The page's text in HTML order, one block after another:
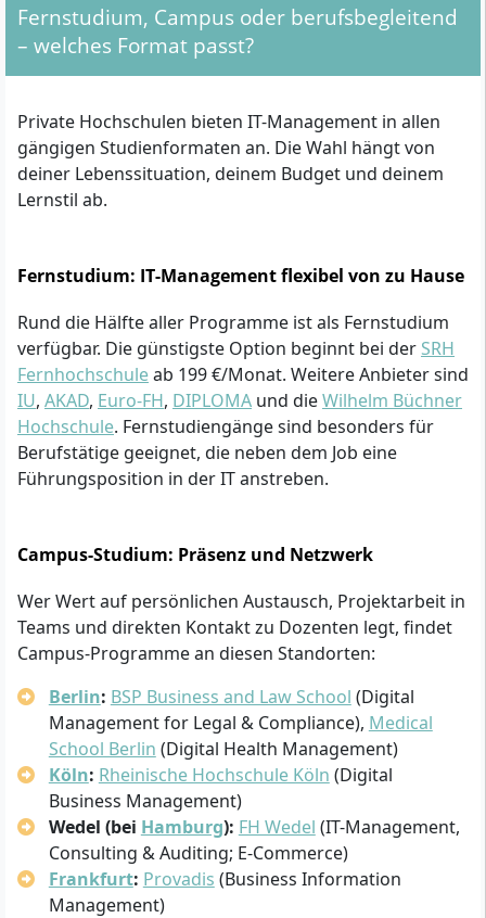
Fernstudium, Campus oder berufsbegleitend
– welches Format passt?
Private Hochschulen bieten IT-Management in allen
gängigen Studienformaten an. Die Wahl hängt von
deiner Lebenssituation, deinem Budget und deinem
Lernstil ab.
Fernstudium: IT-Management flexibel von zu Hause
Rund die Hälfte aller Programme ist als Fernstudium
verfügbar. Die günstigste Option beginnt bei der SRH
Fernhochschuleab 199 €/Monat. Weitere Anbieter sind
IU, AKAD, Euro-FH, DIPLOMA und dieWilhelm Büchner
Hochschule. Fernstudiengänge sind besonders für
Berufstätige geeignet, die neben dem Job eine
Führungsposition in der IT anstreben.
Campus-Studium: Präsenz und Netzwerk
Wer Wert auf persönlichen Austausch, Projektarbeit in
Teams und direkten Kontakt zu Dozenten legt, findet
Campus-Programme an diesen Standorten:
Berlin: BSP Business and Law School (Digital
Management for Legal & Compliance), Medical
School Berlin (Digital Health Management)
Köln: Rheinische Hochschule Köln (Digital
Business Management)
Wedel (bei Hamburg): FH Wedel (IT-Management,
Consulting & Auditing; E-Commerce)
Frankfurt: Provadis (Business Information
Management)